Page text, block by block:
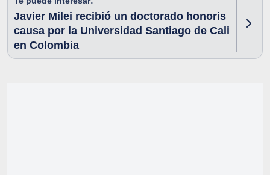
Javier Milei recibió un doctorado honoris
causa por la Universidad Santiago de Cali
en Colombia